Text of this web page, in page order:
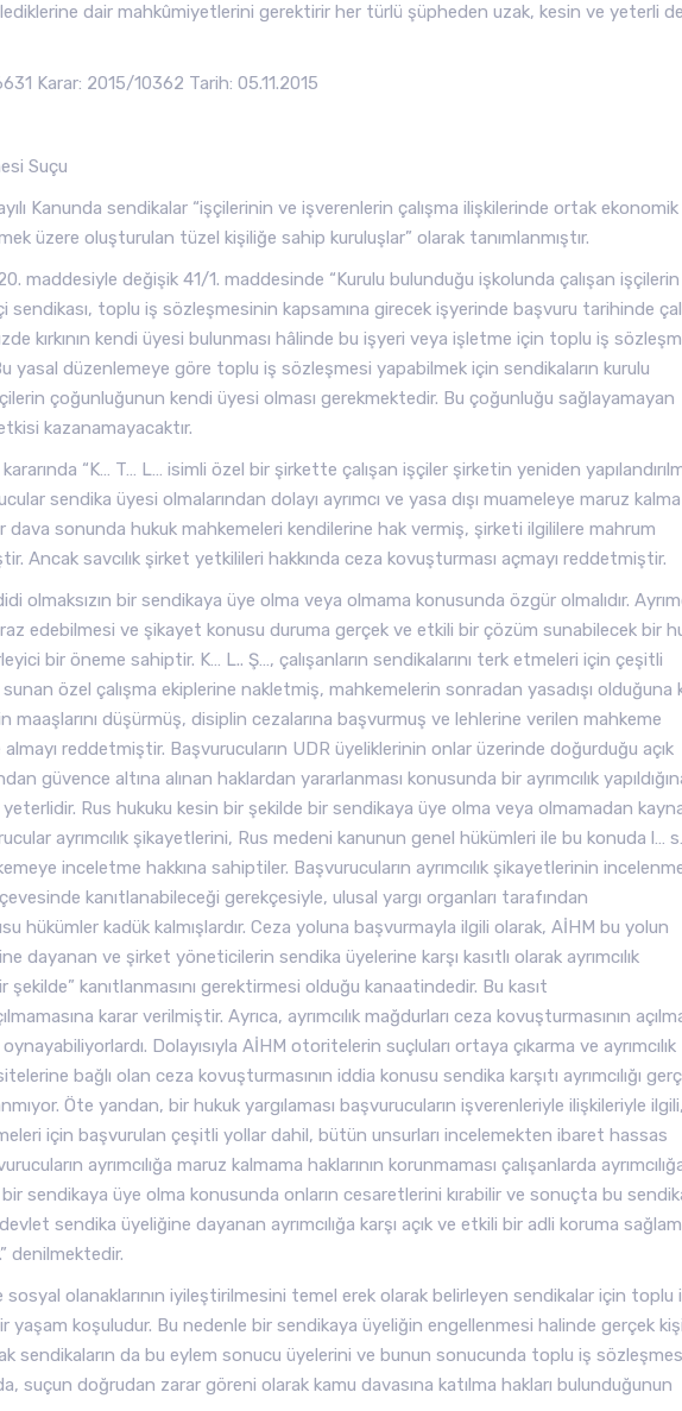
dair mahkûmiyetlerini gerektirir her türlü şüpheden uzak, kesin ve yeterli
Karar: 2015/10362 Tarih: 05.11.2015
Suçu
Kanunda sendikalar “işçilerinin ve işverenlerin çalışma ilişkilerinde ortak ekonomik
üzere oluşturulan tüzel kişiliğe sahip kuruluşlar” olarak tanımlanmıştır.
20. maddesiyle değişik 41/1. maddesinde “Kurulu bulunduğu işkolunda çalışan
sendikası, toplu iş sözleşmesinin kapsamına girecek işyerinde başvuru tarihinde
kırkının kendi üyesi bulunması hâlinde bu işyeri veya işletme için toplu iş
yasal düzenlemeye göre toplu iş sözleşmesi yapabilmek için sendikaların kurulu
çoğunluğunun kendi üyesi olması gerekmektedir. Bu çoğunluğu sağlayamayan
kazanamayacaktır.
“K… T… L… isimli özel bir şirkette çalışan işçiler şirketin yeniden
sendika üyesi olmalarından dolayı ayrımcı ve yasa dışı muameleye maruz kalma
dava sonunda hukuk mahkemeleri kendilerine hak vermiş, şirketi ilgililere mahrum
Ancak savcılık şirket yetkilileri hakkında ceza kovuşturması açmayı reddetmiştir.
olmaksızın bir sendikaya üye olma veya olmama konusunda özgür olmalıdır.
edebilmesi ve şikayet konusu duruma gerçek ve etkili bir çözüm sunabilecek bir
bir öneme sahiptir. K… L.. Ş…, çalışanların sendikalarını terk etmeleri için çeşitli
sunan özel çalışma ekiplerine nakletmiş, mahkemelerin sonradan yasadışı olduğuna
düşürmüş, disiplin cezalarına başvurmuş ve lehlerine verilen mahkeme
reddetmiştir. Başvurucuların UDR üyeliklerinin onlar üzerinde doğurduğu açık
güvence altına alınan haklardan yararlanması konusunda bir ayrımcılık
yeterlidir. Rus hukuku kesin bir şekilde bir sendikaya üye olma veya olmamadan
ayrımcılık şikayetlerini, Rus medeni kanunun genel hükümleri ile bu konuda l…
inceletme hakkına sahiptiler. Başvurucuların ayrımcılık şikayetlerinin
kanıtlanabileceği gerekçesiyle, ulusal yargı organları tarafından
hükümler kadük kalmışlardır. Ceza yoluna başvurmayla ilgili olarak, AİHM bu yolun
ve şirket yöneticilerin sendika üyelerine karşı kasıtlı olarak ayrımcılık
şekilde” kanıtlanmasını gerektirmesi olduğu kanaatindedir. Bu kasıt
karar verilmiştir. Ayrıca, ayrımcılık mağdurları ceza kovuşturmasının
Dolayısıyla AİHM otoritelerin suçluları ortaya çıkarma ve ayrımcılık
bağlı olan ceza kovuşturmasının iddia konusu sendika karşıtı ayrımcılığı
Öte yandan, bir hukuk yargılaması başvurucuların işverenleriyle ilişkileriyle ilgili,
için başvurulan çeşitli yollar dahil, bütün unsurları incelemekten ibaret hassas
ayrımcılığa maruz kalmama haklarının korunmaması çalışanlarda
sendikaya üye olma konusunda onların cesaretlerini kırabilir ve sonuçta bu
sendika üyeliğine dayanan ayrımcılığa karşı açık ve etkili bir adli koruma
denilmektedir.
sosyal olanaklarının iyileştirilmesini temel erek olarak belirleyen sendikalar için toplu
koşuludur. Bu nedenle bir sendikaya üyeliğin engellenmesi halinde gerçek kişi
sendikaların da bu eylem sonucu üyelerini ve bunun sonucunda toplu iş
suçun doğrudan zarar göreni olarak kamu davasına katılma hakları bulunduğunun